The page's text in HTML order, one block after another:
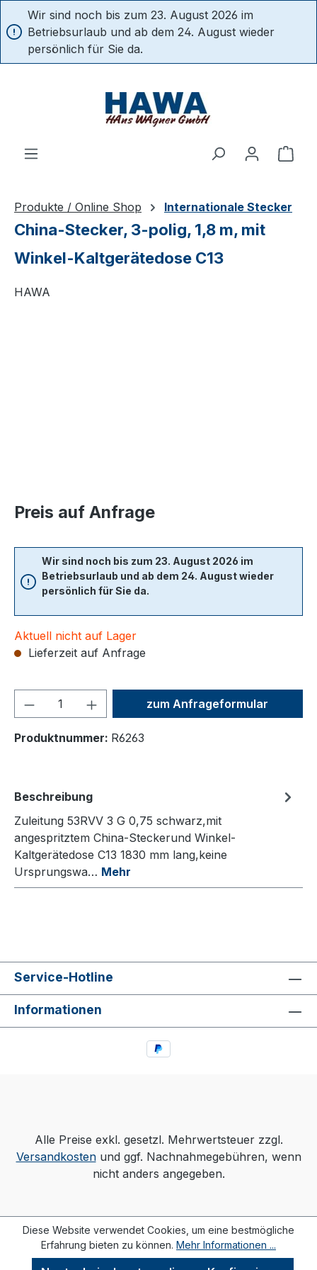
springen
Wir sind noch bis zum 23. August 2026 im
Betriebsurlaub und ab dem 24. August wieder
persönlich für Sie da.
Produkte / Online Shop Internationale Stecker
China-Stecker, 3-polig, 1,8 m, mit
Winkel-Kaltgerätedose C13
HAWA
Preis auf Anfrage
Wir sind noch bis zum 23. August 2026 im
Betriebsurlaub und ab dem 24. August wieder
persönlich für Sie da.
Aktuell nicht auf Lager
Lieferzeit auf Anfrage
Produkt Anzahl: Gib den
zum Anfrageformular
Produktnummer: R6263
Beschreibung
Zuleitung 53RVV 3 G 0,75 schwarz,mit
angespritztem China-Steckerund Winkel-
Kaltgerätedose C13 1830 mm lang,keine
Ursprungswa… Mehr
Service-Hotline
Informationen
Alle Preise exkl. gesetzl. Mehrwertsteuer zzgl.
Versandkostenund ggf. Nachnahmegebühren, wenn
nicht anders angegeben.
Diese Website verwendet Cookies, um eine bestmögliche
Erfahrung bieten zu können. Mehr Informationen ...